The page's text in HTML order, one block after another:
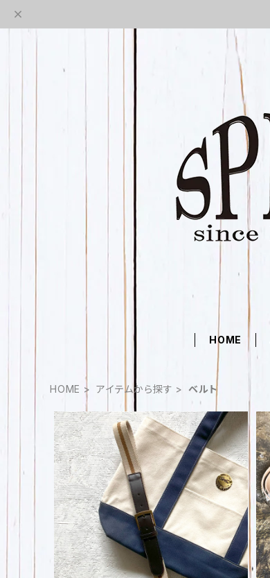
HOME
HOME アイテムから探す ベルト
ラインテープベルト レディースサイ
ズ SPB-0659
¥1,463
30%OFF